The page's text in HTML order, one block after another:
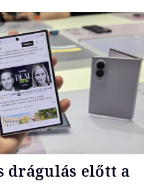
drágulás előtt a